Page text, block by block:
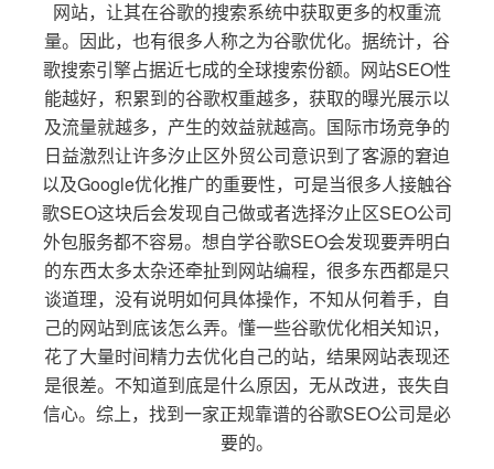
网站，让其在谷歌的搜索系统中获取更多的权重流
量。因此，也有很多人称之为谷歌优化。据统计，谷
歌搜索引擎占据近七成的全球搜索份额。网站SEO性
能越好，积累到的谷歌权重越多，获取的曝光展示以
及流量就越多，产生的效益就越高。国际市场竞争的
日益激烈让许多汐止区外贸公司意识到了客源的窘迫
以及Google优化推广的重要性，可是当很多人接触谷
歌SEO这块后会发现自己做或者选择汐止区SEO公司
外包服务都不容易。想自学谷歌SEO会发现要弄明白
的东西太多太杂还牵扯到网站编程，很多东西都是只
谈道理，没有说明如何具体操作，不知从何着手，自
己的网站到底该怎么弄。懂一些谷歌优化相关知识，
花了大量时间精力去优化自己的站，结果网站表现还
是很差。不知道到底是什么原因，无从改进，丧失自
信心。综上，找到一家正规靠谱的谷歌SEO公司是必
要的。